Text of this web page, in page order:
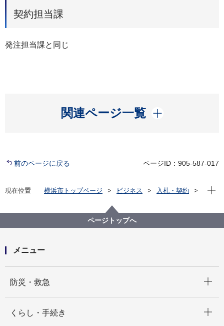
契約担当課
発注担当課と同じ
関連ページ一覧
開く
前のページに戻る ページID：905-587-017
現在位置 横浜市トップページ ビジネス
入札・契約
【終了しました】【公募型指名競争入札】令和６年度
下半期喫煙スポットパトロール業務委託
現在
ページトップへ
メニュー
防災・救急
くらし・手続き